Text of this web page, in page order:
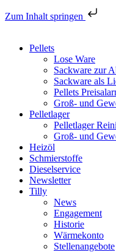
Zum Inhalt springen
Pellets
Lose Ware
Sackware zur
Sackware als
Pellets
Groß- und
Pelletlager
Pelletlager
Groß- und
Heizöl
Schmierstoffe
Dieselservice
Newsletter
Tilly
News
Engagement
Historie
Wärmekonto
Stellenangebote